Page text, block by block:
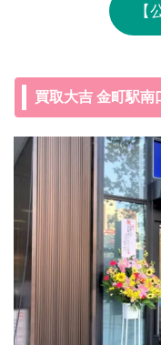
【
買取大吉 金町駅南